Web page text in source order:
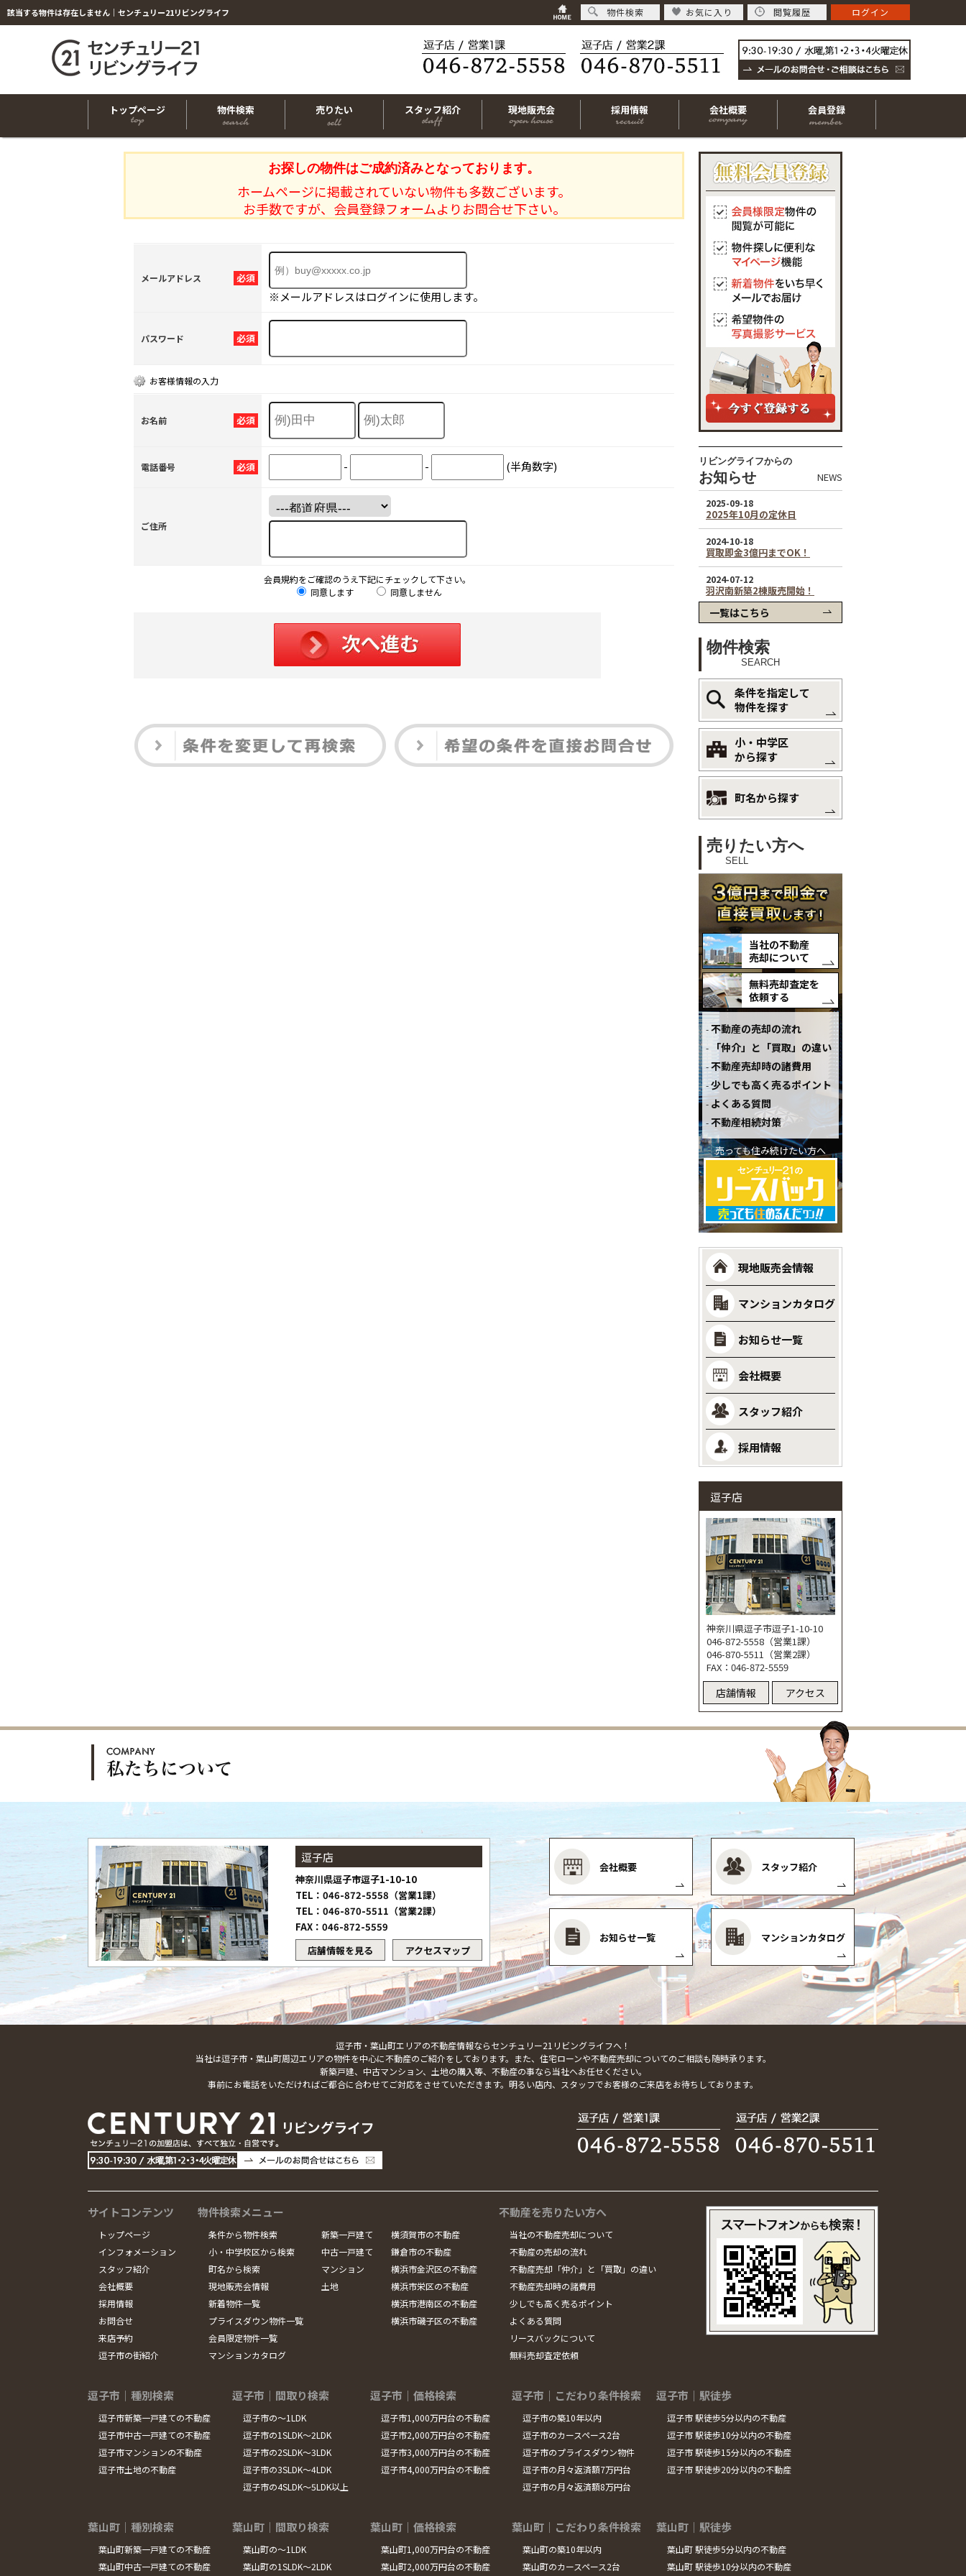
該当する物件は存在しません｜センチュリー21リビングライフ
トップページ 物件検索 売りたい スタッフ紹介 現地販売会 採用情報 会社概要 会員登録
お探しの物件はご成約済みとなっております。
ホームページに掲載されていない物件も多数ございます。
お手数ですが、会員登録フォームよりお問合せ下さい。
必須
メールアドレス
※メールアドレスはログインに使用します。
必須
パスワード
お客様情報の入力
必須
お名前
必須
電話番号 - - (半角数字)
ご住所
会員規約をご確認のうえ下記にチェックして下さい。
同意します
同意しません
リビングライフからの
お知らせ NEWS
一覧はこちら
物件検索
SEARCH
条件を指定して
物件を探す
小・中学区
から探す
町名から探す
売りたい方へ
SELL
当社の不動産
売却について
無料売却査定を
依頼する
不動産の売却の流れ
「仲介」と「買取」の違い
不動産売却時の諸費用
少しでも高く売るポイント
よくある質問
不動産相続対策
売っても住み続けたい方へ
現地販売会情報
マンションカタログ
お知らせ一覧
会社概要
スタッフ紹介
採用情報
逗子店
神奈川県逗子市逗子1-10-10
046-872-5558（営業1課）
046-870-5511（営業2課）
FAX：046-872-5559
店舗情報 アクセス
逗子店
神奈川県逗子市逗子1-10-10
TEL：046-872-5558（営業1課）
TEL：046-870-5511（営業2課）
FAX：046-872-5559
店舗情報を見る
アクセスマップ
会社概要 スタッフ紹介
お知らせ一覧 マンションカタログ
逗子市・葉山町エリアの不動産情報ならセンチュリー21リビングライフへ！
当社は逗子市・葉山町周辺エリアの物件を中心に不動産のご紹介をしております。また、住宅ローンや不動産売却についてのご相談も随時承ります。
新築戸建、中古マンション、土地の購入等、不動産の事なら当社へお任せください。
事前にお電話をいただければご都合に合わせてご対応をさせていただきます。明るい店内、スタッフでお客様のご来店をお待ちしております。
サイトコンテンツ
トップページ
インフォメーション
スタッフ紹介
会社概要
採用情報
お問合せ
来店予約
逗子市の街紹介
物件検索メニュー
条件から物件検索
小・中学校区から検索
町名から検索
現地販売会情報
新着物件一覧
プライスダウン物件一覧
会員限定物件一覧
マンションカタログ
新築一戸建て
中古一戸建て
マンション
土地
横須賀市の不動産
鎌倉市の不動産
横浜市金沢区の不動産
横浜市栄区の不動産
横浜市港南区の不動産
横浜市磯子区の不動産
不動産を売りたい方へ
当社の不動産売却について
不動産の売却の流れ
不動産売却「仲介」と「買取」の違い
不動産売却時の諸費用
少しでも高く売るポイント
よくある質問
リースバックについて
無料売却査定依頼
逗子市｜種別検索
逗子市新築一戸建ての不動産
逗子市中古一戸建ての不動産
逗子市マンションの不動産
逗子市土地の不動産
逗子市｜間取り検索
逗子市の～1LDK
逗子市の1SLDK～2LDK
逗子市の2SLDK～3LDK
逗子市の3SLDK～4LDK
逗子市の4SLDK～5LDK以上
逗子市｜価格検索
逗子市1,000万円台の不動産
逗子市2,000万円台の不動産
逗子市3,000万円台の不動産
逗子市4,000万円台の不動産
逗子市｜こだわり条件検索
逗子市の築10年以内
逗子市のカースペース2台
逗子市のプライスダウン物件
逗子市の月々返済額7万円台
逗子市の月々返済額8万円台
逗子市｜駅徒歩
逗子市 駅徒歩5分以内の不動産
逗子市 駅徒歩10分以内の不動産
逗子市 駅徒歩15分以内の不動産
逗子市 駅徒歩20分以内の不動産
葉山町｜種別検索
葉山町新築一戸建ての不動産
葉山町中古一戸建ての不動産
葉山町｜間取り検索
葉山町の～1LDK
葉山町の1SLDK～2LDK
葉山町｜価格検索
葉山町1,000万円台の不動産
葉山町2,000万円台の不動産
葉山町｜こだわり条件検索
葉山町の築10年以内
葉山町のカースペース2台
葉山町｜駅徒歩
葉山町 駅徒歩5分以内の不動産
葉山町 駅徒歩10分以内の不動産
物件検索 お気に入り 閲覧履歴 ログイン